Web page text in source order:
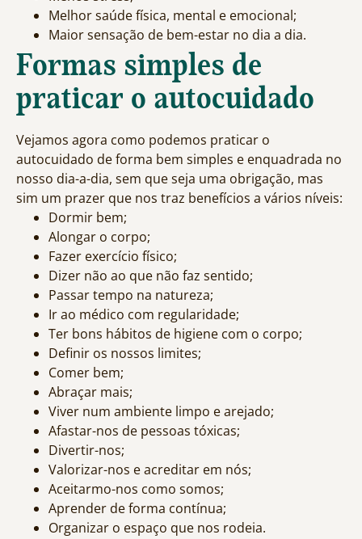
Melhor saúde física, mental e emocional;
Maior sensação de bem-estar no dia a dia.
Formas simples de
praticar o autocuidado
Vejamos agora como podemos praticar o
autocuidado de forma bem simples e enquadrada no
nosso dia-a-dia, sem que seja uma obrigação, mas
sim um prazer que nos traz benefícios a vários níveis:
Dormir bem;
Alongar o corpo;
Fazer exercício físico;
Dizer não ao que não faz sentido;
Passar tempo na natureza;
Ir ao médico com regularidade;
Ter bons hábitos de higiene com o corpo;
Definir os nossos limites;
Comer bem;
Abraçar mais;
Viver num ambiente limpo e arejado;
Afastar-nos de pessoas tóxicas;
Divertir-nos;
Valorizar-nos e acreditar em nós;
Aceitarmo-nos como somos;
Aprender de forma contínua;
Organizar o espaço que nos rodeia.